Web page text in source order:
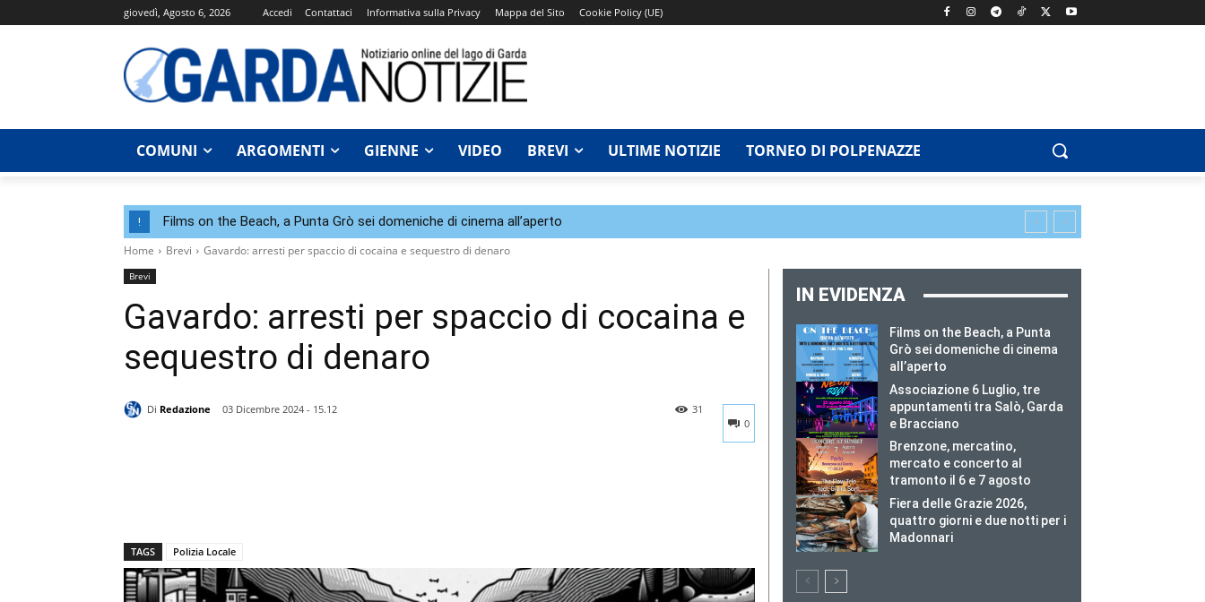
giovedì, Agosto 6, 2026 Accedi Contattaci Informativa sulla Privacy Mappa del Sito Cookie Policy (UE)
COMUNI ARGOMENTI GIENNE VIDEO BREVI ULTIME NOTIZIE TORNEO DI POLPENAZZE
! Films on the Beach, a Punta Grò sei domeniche di cinema all’aperto
Home Brevi Gavardo: arresti per spaccio di cocaina e sequestro di denaro
Brevi
Gavardo: arresti per spaccio di cocaina e
sequestro di denaro
Di Redazione
03 Dicembre 2024 - 15.12
0
31
TAGS Polizia Locale
IN EVIDENZA
Films on the Beach, a Punta
Grò sei domeniche di cinema
all’aperto
Associazione 6 Luglio, tre
appuntamenti tra Salò, Garda
e Bracciano
Brenzone, mercatino,
mercato e concerto al
tramonto il 6 e 7 agosto
Fiera delle Grazie 2026,
quattro giorni e due notti per i
Madonnari